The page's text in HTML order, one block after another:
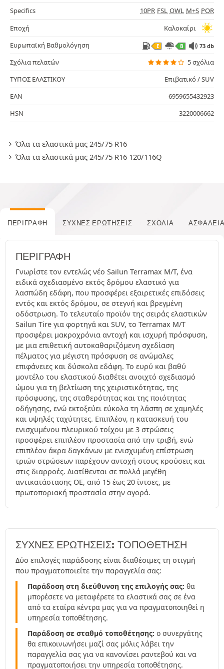
Specifics 10PR FSL OWL M+S POR
Εποχή
Καλοκαίρι
Ευρωπαϊκή Βαθμολόγηση
E B 73 db
Σχόλια πελατών
5 σχόλια
ΤΥΠΟΣ ΕΛΑΣΤΙΚΟΥ
Επιβατικό / SUV
EAN
6959655432923
HSN
3220006662
Όλα τα ελαστικά μας 245/75 R16
Όλα τα ελαστικά μας 245/75 R16 120/116Q
ΠΕΡΙΓΡΑΦΉ ΣΥΧΝΈΣ ΕΡΩΤΉΣΕΙΣ ΣΧΌΛΙΑ
ΠΕΡΙΓΡΑΦΉ
Γνωρίστε τον εντελώς νέο Sailun Terramax M/T, ένα
ειδικά σχεδιασμένο εκτός δρόμου ελαστικό για
λασπώδη εδάφη, που προσφέρει εξαιρετικές επιδόσεις
εντός και εκτός δρόμου, σε στεγνή και βρεγμένη
οδόστρωση. Το τελευταίο προϊόν της σειράς ελαστικών
Sailun Tire για φορτηγά και SUV, το Terramax M/T
προσφέρει μακροχρόνια αντοχή και ισχυρή πρόσφυση,
με μια επιθετική αυτοκαθαριζόμενη σχεδίαση
πέλματος για μέγιστη πρόσφυση σε ανώμαλες
επιφάνειες και δύσκολα εδάφη. Το ευρύ και βαθύ
μοντέλο του ελαστικού διαθέτει ανοιχτό σχεδιασμό
ώμου για τη βελτίωση της χειριστικότητας, της
πρόσφυσης, της σταθερότητας και της ποιότητας
οδήγησης, ενώ εκτοξεύει εύκολα τη λάσπη σε χαμηλές
και υψηλές ταχύτητες. Επιπλέον, η κατασκευή του
ενισχυμένου πλευρικού τοίχου με 3 στρώσεις
προσφέρει επιπλέον προστασία από την τριβή, ενώ
επιπλέον άκρα δαγκάνων με ενισχυμένη επίστρωση
τριών στρώσεων παρέχουν αντοχή στους κρούσεις και
στις διαρροές. Διατίθενται σε πολλά μεγέθη
αντικατάστασης OE, από 15 έως 20 ίντσες, με
πρωτοποριακή προστασία στην αγορά.
ΣΥΧΝΈΣ ΕΡΩΤΉΣΕΙΣ: ΤΟΠΟΘΕΤΗΣΗ
Δύο επιλογές παράδοσης είναι διαθέσιμες τη στιγμή
που πραγματοποιείτε την παραγγελία σας:
Παράδοση στη διεύθυνση της επιλογής σας: θα
μπορέσετε να μεταφέρετε τα ελαστικά σας σε ένα
από τα εταίρα κέντρα μας για να πραγματοποιηθεί η
υπηρεσία τοποθέτησης.
Παράδοση σε σταθμό τοποθέτησης: ο συνεργάτης
θα επικοινωνήσει μαζί σας μόλις λάβει την
παραγγελία σας για να κανονίσει ραντεβού και να
πραγματοποιήσει την υπηρεσία τοποθέτησης.